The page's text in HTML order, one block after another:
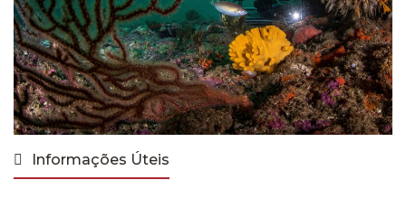
Informações Úteis